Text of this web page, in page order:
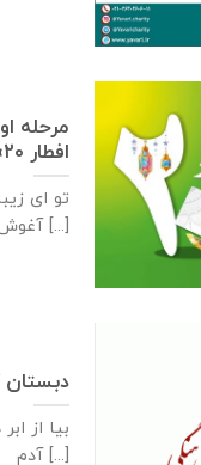
مرحله
افطار ۲۰»- رمضان ۱۳۹۹
تو ای
آغوش من باز است [...]
دبستان
بیا از
آدم [...]